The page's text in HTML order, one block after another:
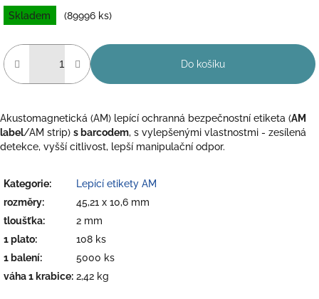
cena:
Skladem
(89996 ks)
Do košíku
Akustomagnetická (AM) lepící ochranná bezpečnostní etiketa (AM
label/AM strip) s barcodem, s vylepšenými vlastnostmi - zesílená
detekce, vyšší citlivost, lepší manipulační odpor.
Kategorie:
Lepící etikety AM
rozměry:
45,21 x 10,6 mm
tloušťka:
2 mm
1 plato:
108 ks
1 balení:
5000 ks
váha 1 krabice: 2,42 kg